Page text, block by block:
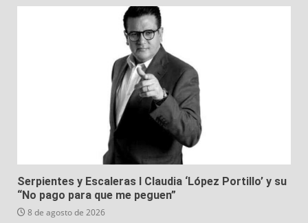
Serpientes y Escaleras I Claudia ‘López Portillo’ y su
“No pago para que me peguen”
8 de agosto de 2026